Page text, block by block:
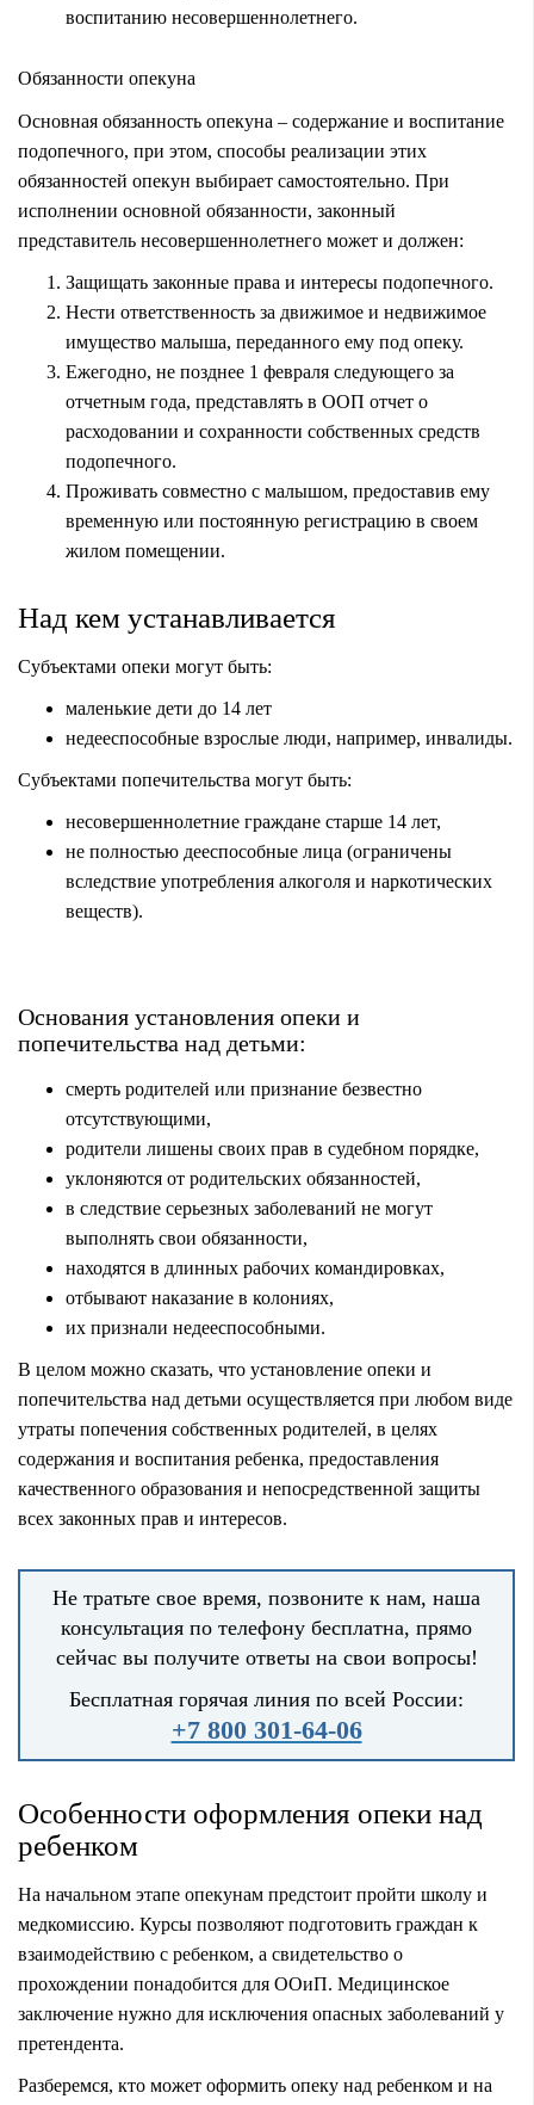
воспитанию несовершеннолетнего.
Обязанности опекуна
Основная обязанность опекуна – содержание и воспитание
подопечного, при этом, способы реализации этих
обязанностей опекун выбирает самостоятельно. При
исполнении основной обязанности, законный
представитель несовершеннолетнего может и должен:
Защищать законные права и интересы подопечного.
Нести ответственность за движимое и недвижимое
имущество малыша, переданного ему под опеку.
Ежегодно, не позднее 1 февраля следующего за
отчетным года, представлять в ООП отчет о
расходовании и сохранности собственных средств
подопечного.
Проживать совместно с малышом, предоставив ему
временную или постоянную регистрацию в своем
жилом помещении.
Над кем устанавливается
Субъектами опеки могут быть:
маленькие дети до 14 лет
недееспособные взрослые люди, например, инвалиды.
Субъектами попечительства могут быть:
несовершеннолетние граждане старше 14 лет,
не полностью дееспособные лица (ограничены
вследствие употребления алкоголя и наркотических
веществ).
Основания установления опеки и
попечительства над детьми:
смерть родителей или признание безвестно
отсутствующими,
родители лишены своих прав в судебном порядке,
уклоняются от родительских обязанностей,
в следствие серьезных заболеваний не могут
выполнять свои обязанности,
находятся в длинных рабочих командировках,
отбывают наказание в колониях,
их признали недееспособными.
В целом можно сказать, что установление опеки и
попечительства над детьми осуществляется при любом виде
утраты попечения собственных родителей, в целях
содержания и воспитания ребенка, предоставления
качественного образования и непосредственной защиты
всех законных прав и интересов.
Не тратьте свое время, позвоните к нам, наша
консультация по телефону бесплатна, прямо
сейчас вы получите ответы на свои вопросы!
Бесплатная горячая линия по всей России:
+7 800 301-64-06
Особенности оформления опеки над
ребенком
На начальном этапе опекунам предстоит пройти школу и
медкомиссию. Курсы позволяют подготовить граждан к
взаимодействию с ребенком, а свидетельство о
прохождении понадобится для ООиП. Медицинское
заключение нужно для исключения опасных заболеваний у
претендента.
Разберемся, кто может оформить опеку над ребенком и на